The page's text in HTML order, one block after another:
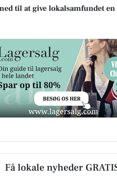
til at give lokalsamfundet en
Få lokale nyheder